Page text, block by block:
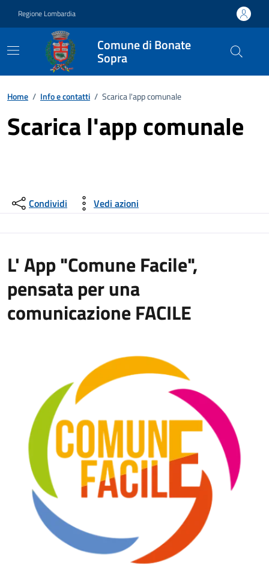
Regione Lombardia
Comune di Bonate
Sopra
Home / Info e contatti / Scarica l'app comunale
Scarica l'app comunale
Condividi Vedi azioni
L' App "Comune Facile",
pensata per una
comunicazione FACILE